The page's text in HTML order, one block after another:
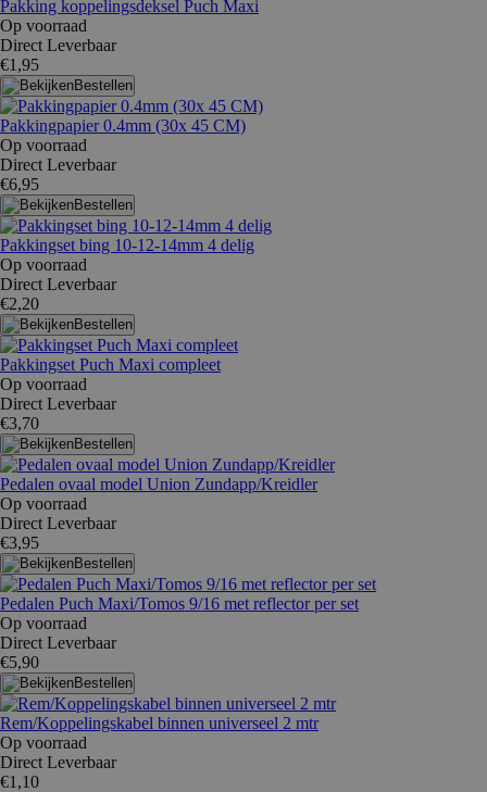
Pakking koppelingsdeksel Puch Maxi
Op voorraad
Direct Leverbaar
€1,95
Bestellen
Pakkingpapier 0.4mm (30x 45 CM)
Op voorraad
Direct Leverbaar
€6,95
Bestellen
Pakkingset bing 10-12-14mm 4 delig
Op voorraad
Direct Leverbaar
€2,20
Bestellen
Pakkingset Puch Maxi compleet
Op voorraad
Direct Leverbaar
€3,70
Bestellen
Pedalen ovaal model Union Zundapp/Kreidler
Op voorraad
Direct Leverbaar
€3,95
Bestellen
Pedalen Puch Maxi/Tomos 9/16 met reflector per set
Op voorraad
Direct Leverbaar
€5,90
Bestellen
Rem/Koppelingskabel binnen universeel 2 mtr
Op voorraad
Direct Leverbaar
€1,10